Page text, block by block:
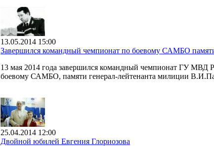
13.05.2014 15:00
Завершился командный чемпионат по боевому САМБО
13 мая 2014 года завершился командный чемпионат ГУ МВД
боевому САМБО, памяти генерал-лейтенанта милиции
25.04.2014 12:00
Двойной юбилей Евгения Глориозова